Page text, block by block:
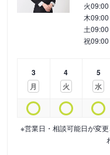
火
木
土
祝
3
月
4
火
5
水
※営業日・相談可能日が変